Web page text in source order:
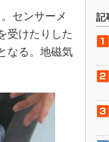
センサーメ
受けたりした
なる。地磁気
記